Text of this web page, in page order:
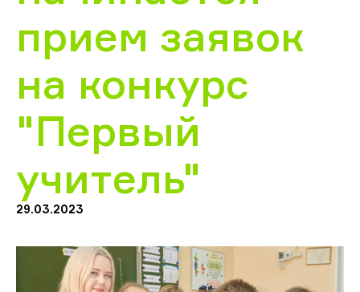
прием заявок
на конкурс
"Первый
учитель"
29.03.2023